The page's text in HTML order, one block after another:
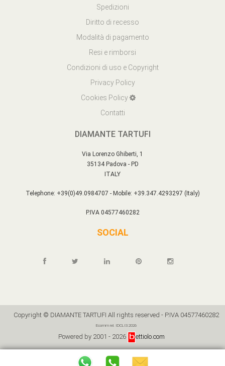
Spedizioni
Diritto di recesso
Modalità di pagamento
Resi e rimborsi
Condizioni di uso e Copyright
Privacy Policy
Cookies Policy
Contatti
DIAMANTE TARTUFI
Via Lorenzo Ghiberti, 1
35134 Padova - PD
ITALY
Telephone: +39(0)49.0984707 - Mobile: +39.347.4293297 (Italy)
P.IVA 04577460282
SOCIAL
Copyright © DIAMANTE TARTUFI All rights reserved - P.IVA 04577460282
Ecomm rel. IDCLI3.2026
Powered by 2001 - 2026 ettiolo.com